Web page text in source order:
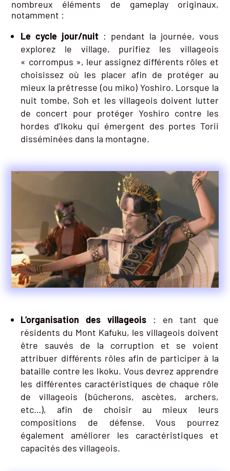
nombreux éléments de gameplay originaux,
notamment :
Le cycle jour/nuit : pendant la journée, vous
explorez le village, purifiez les villageois
« corrompus », leur assignez différents rôles et
choisissez où les placer afin de protéger au
mieux la prêtresse (ou miko) Yoshiro. Lorsque la
nuit tombe, Soh et les villageois doivent lutter
de concert pour protéger Yoshiro contre les
hordes d’Ikoku qui émergent des portes Torii
disséminées dans la montagne.
L’organisation des villageois : en tant que
résidents du Mont Kafuku, les villageois doivent
être sauvés de la corruption et se voient
attribuer différents rôles afin de participer à la
bataille contre les Ikoku. Vous devrez apprendre
les différentes caractéristiques de chaque rôle
de villageois (bûcherons, ascètes, archers,
etc…), afin de choisir au mieux leurs
compositions de défense. Vous pourrez
également améliorer les caractéristiques et
capacités des villageois.